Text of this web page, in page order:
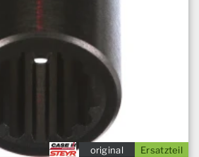
Ersatzteil
original